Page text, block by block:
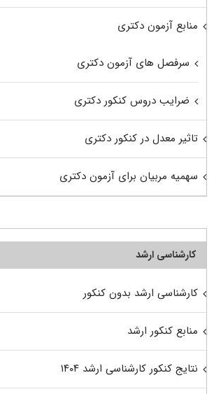
منابع آزمون دکتری
سرفصل های آزمون دکتری
ضرایب دروس کنکور دکتری
تاثیر معدل در کنکور دکتری
سهمیه مربیان برای آزمون دکتری
کارشناسی ارشد
کارشناسی ارشد بدون کنکور
منابع کنکور ارشد
نتایج کنکور کارشناسی ارشد ۱۴۰۴